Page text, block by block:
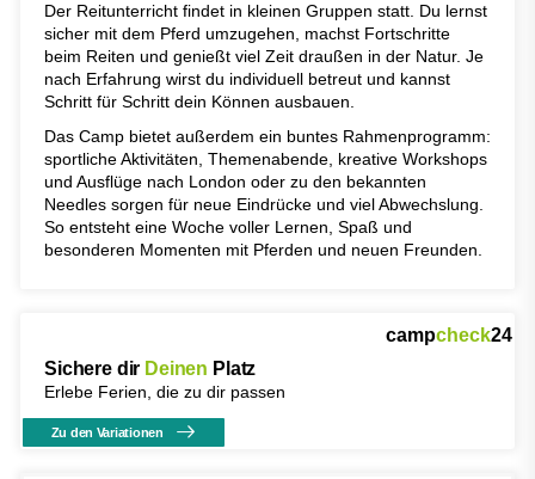
Der Reitunterricht findet in kleinen Gruppen statt. Du lernst
sicher mit dem Pferd umzugehen, machst Fortschritte
beim Reiten und genießt viel Zeit draußen in der Natur. Je
nach Erfahrung wirst du individuell betreut und kannst
Schritt für Schritt dein Können ausbauen.
Das Camp bietet außerdem ein buntes Rahmenprogramm:
sportliche Aktivitäten, Themenabende, kreative Workshops
und Ausflüge nach London oder zu den bekannten
Needles sorgen für neue Eindrücke und viel Abwechslung.
So entsteht eine Woche voller Lernen, Spaß und
besonderen Momenten mit Pferden und neuen Freunden.
campcheck24
Sichere dir Deinen Platz
Erlebe Ferien, die zu dir passen
Zu den Variationen